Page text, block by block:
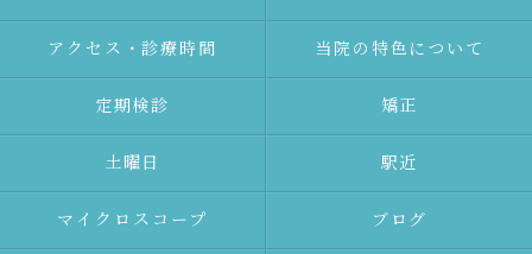
アクセス・診療時間 当院の特色について
定期検診 矯正
土曜日 駅近
マイクロスコープ ブログ